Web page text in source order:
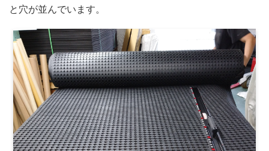
と穴が並んでいます。